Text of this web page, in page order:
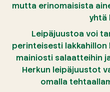
mutta erinomaisista
yhtä
Leipäjuustoa voi
perinteisesti lakkahillon
mainiosti salaatteihin
Herkun leipäjuustot
omalla